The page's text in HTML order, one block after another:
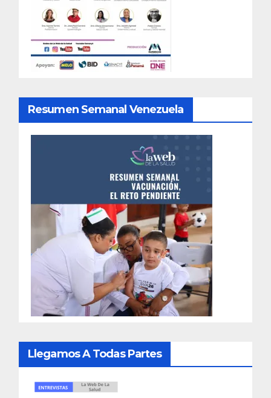
Resumen Semanal Venezuela
Llegamos A Todas Partes